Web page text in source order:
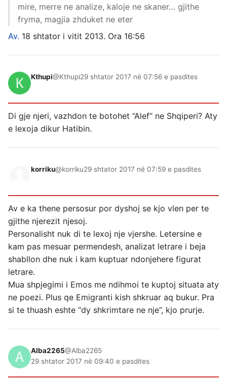
mire, merre ne analize, kaloje ne skaner… gjithe
fryma, magjia zhduket ne eter
Av. 18 shtator i vitit 2013. Ora 16:56
Kthupi@Kthupi29 shtator 2017 në 07:56 e pasdites
Di gje njeri, vazhdon te botohet “Alef” ne Shqiperi? Aty
e lexoja dikur Hatibin.
korriku@korriku29 shtator 2017 në 07:59 e pasdites
Av e ka thene persosur por dyshoj se kjo vlen per te
gjithe njerezit njesoj.
Personalisht nuk di te lexoj nje vjershe. Letersine e
kam pas mesuar permendesh, analizat letrare i beja
shabllon dhe nuk i kam kuptuar ndonjehere figurat
letrare.
Mua shpjegimi i Emos me ndihmoi te kuptoj situata aty
ne poezi. Plus qe Emigranti kish shkruar aq bukur. Pra
si te thuash eshte “dy shkrimtare ne nje”, kjo prurje.
Alba2265@Alba2265
29 shtator 2017 në 09:40 e pasdites